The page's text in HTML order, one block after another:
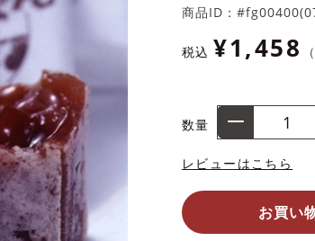
商品ID：
税込 ¥1,458
数量
レビューはこちら
お買い